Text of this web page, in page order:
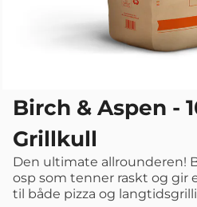
Birch & Aspen -
Grillkull
Den ultimate allrounderen!
osp som tenner raskt og gir
til både pizza og